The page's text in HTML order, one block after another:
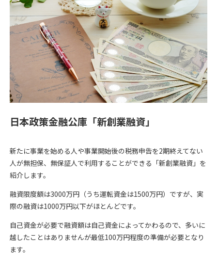
日本政策金融公庫「新創業融資」
新たに事業を始める人や事業開始後の税務申告を2期終えてない
人が無担保、無保証人で利用することができる「新創業融資」を
紹介します。
融資限度額は3000万円（うち運転資金は1500万円）ですが、実
際の融資は1000万円以下がほとんどです。
自己資金が必要で融資額は自己資金によってかわるので、多いに
越したことはありませんが最低100万円程度の準備が必要となり
ます。